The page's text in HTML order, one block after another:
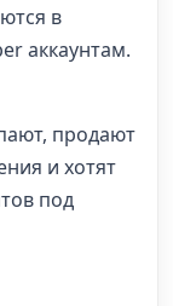
в
аккаунтам.
продают
и хотят
под